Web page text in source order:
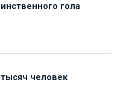
гола
человек